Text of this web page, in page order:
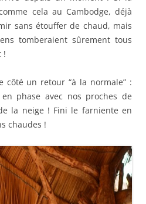
cela au Cambodge, déjà
sans étouffer de chaud, mais
tomberaient sûrement tous
!
côté un retour “à la normale” :
phase avec nos proches de
la neige ! Fini le farniente en
chaudes !